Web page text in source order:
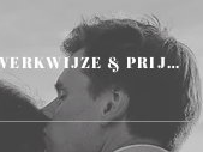
WERKWIJZE & PRIJZEN